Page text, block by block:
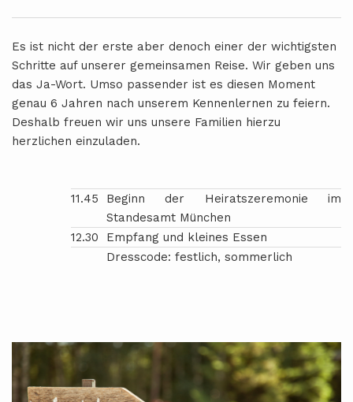
Es ist nicht der erste aber denoch einer der wichtigsten
Schritte auf unserer gemeinsamen Reise. Wir geben uns
das Ja-Wort. Umso passender ist es diesen Moment
genau 6 Jahren nach unserem Kennenlernen zu feiern.
Deshalb freuen wir uns unsere Familien hierzu
herzlichen einzuladen.
11.45
Beginn der Heiratszeremonie im
Standesamt München
12.30
Empfang und kleines Essen
Dresscode: festlich, sommerlich